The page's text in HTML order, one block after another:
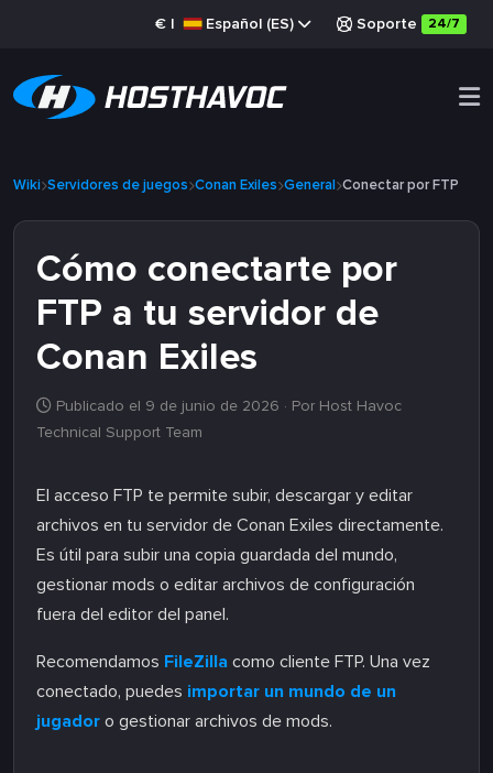
€ | Español (ES) Soporte 24/7
Wiki Servidores de juegos Conan Exiles General Conectar por FTP
Cómo conectarte por
FTP a tu servidor de
Conan Exiles
Publicado el 9 de junio de 2026 · Por Host Havoc
Technical Support Team
El acceso FTP te permite subir, descargar y editar
archivos en tu servidor de Conan Exiles directamente.
Es útil para subir una copia guardada del mundo,
gestionar mods o editar archivos de configuración
fuera del editor del panel.
Recomendamos FileZilla como cliente FTP. Una vez
conectado, puedes importar un mundo de un
jugador o gestionar archivos de mods.